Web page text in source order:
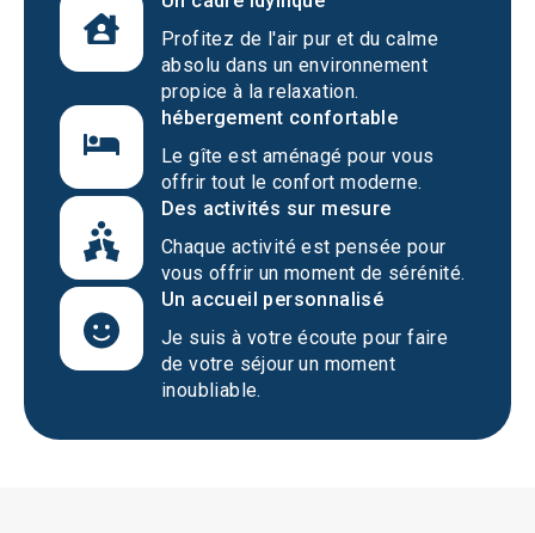
Profitez de l'air pur et du calme
absolu dans un environnement
propice à la relaxation.
hébergement confortable
Le gîte est aménagé pour vous
offrir tout le confort moderne.
Des activités sur mesure
Chaque activité est pensée pour
vous offrir un moment de sérénité.
Un accueil personnalisé
Je suis à votre écoute pour faire
de votre séjour un moment
inoubliable.